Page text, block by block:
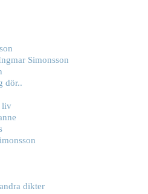
Simonsson
dör..
liv
dikter